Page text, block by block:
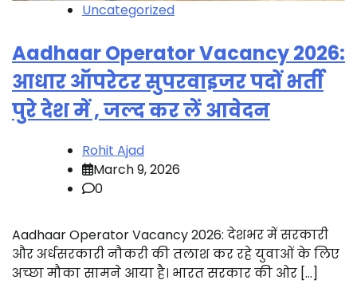
Uncategorized
Aadhaar Operator Vacancy 2026:
आधार ऑपरेटर सुपरवाइजर पदों भर्ती
पुरे देश में , जल्द कर लें आवेदन
Rohit Ajad
March 9, 2026
0
Aadhaar Operator Vacancy 2026: देशभर में सरकारी
और अर्धसरकारी नौकरी की तलाश कर रहे युवाओं के लिए
अच्छा मौका सामने आया है। भारत सरकार की ओर […]